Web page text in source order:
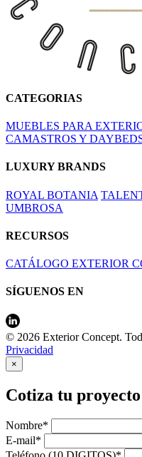
CATEGORIAS
MUEBLES PARA
CAMASTROS Y
LUXURY BRANDS
ROYAL BOTANIA
UMBROSA
RECURSOS
CATÁLOGO EXTERIOR
SÍGUENOS EN
© 2026 Exterior Concept.
Privacidad
×
Cotiza tu proyecto
Nombre*
E-mail*